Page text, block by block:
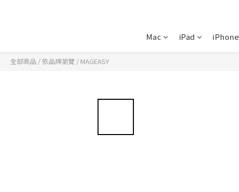
Mac iPad iPhone
全部商品 /依品牌瀏覽 / MAGEASY